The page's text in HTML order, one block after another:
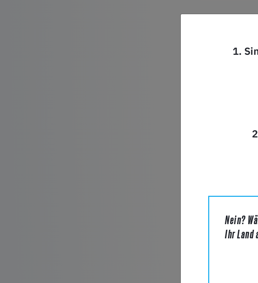
Telefon
Nachricht*
1.
Nein?
Ihr Land